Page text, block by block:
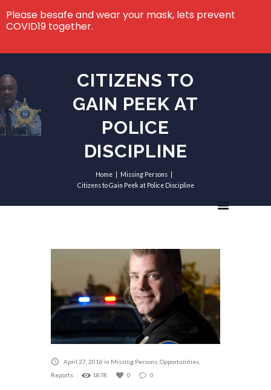
CITIZENS TO
GAIN PEEK AT
POLICE
DISCIPLINE
Home
Missing Persons
Citizens to Gain Peek at Police Discipline
April 27, 2016 in Missing Persons Opportunities
Reports
1878 0 0
Please besafe and wear your mask, lets prevent
COVID19 together.